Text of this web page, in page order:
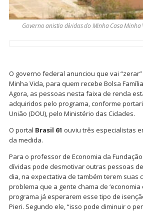
Governo anistia dívidas do Minha Casa Minha
O governo federal anunciou que vai
Minha Vida, para quem recebe Bolsa
Agora, as pessoas nesta faixa de renda
adquiridos pelo programa, conforme
União (DOU), pelo Ministério das Cidades.
O portal Brasil 61 ouviu três especialistas
da medida.
Para o professor de Economia da
dívidas pode desmotivar outras pessoas
dia, na expectativa de também terem suas
problema que a gente chama de
programa já esperarem esse tipo de
Pieri. Segundo ele, “isso pode diminuir o